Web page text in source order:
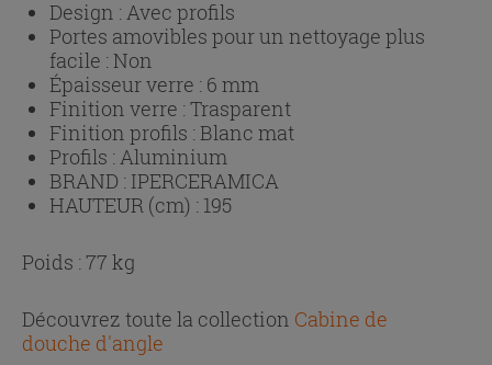
Design : Avec profils
Portes amovibles pour un nettoyage plus
facile :Non
Épaisseur verre : 6 mm
Finition verre :Trasparent
Finition profils :Blanc mat
Profils : Aluminium
BRAND : IPERCERAMICA
HAUTEUR (cm) : 195
Poids : 77 kg
Découvrez toute la collection Cabine de
douche d'angle